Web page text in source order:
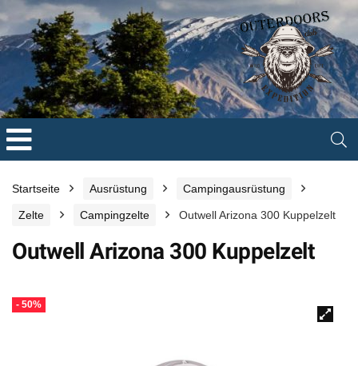
Startseite Ausrüstung Campingausrüstung
Zelte Campingzelte Outwell Arizona 300 Kuppelzelt
Outwell Arizona 300 Kuppelzelt
- 50%